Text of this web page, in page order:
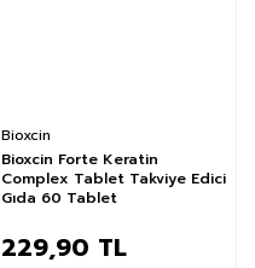
Bioxcin
Bioxcin Forte Keratin
Complex Tablet Takviye Edici
Gıda 60 Tablet
229,90 TL